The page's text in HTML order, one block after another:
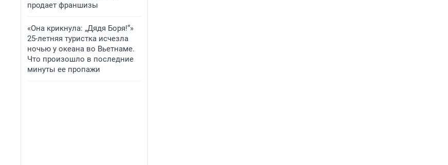
продает франшизы
«Она крикнула: „Дядя Боря!“»
25-летняя туристка исчезла
ночью у океана во Вьетнаме.
Что произошло в последние
минуты ее пропажи